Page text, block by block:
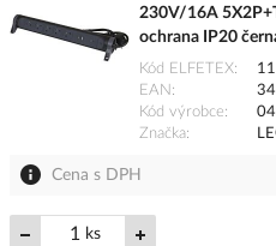
230V/16A
ochrana IP20
Kód ELFETEX
EAN
Kód výrobce
Značka
Cena s DPH
ks